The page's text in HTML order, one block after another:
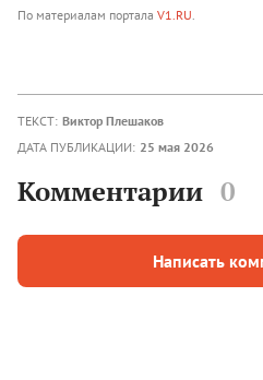
По материалам портала V1.RU
ТЕКСТ: Виктор Плешаков
ДАТА ПУБЛИКАЦИИ: 25 мая 2026
Комментарии 0
Написать